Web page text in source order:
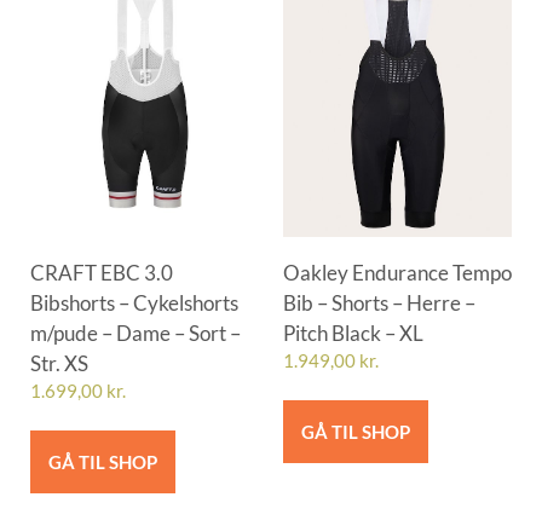
CRAFT EBC 3.0
Bibshorts – Cykelshorts
m/pude – Dame – Sort –
Str. XS
1.699,00 kr.
GÅ TIL SHOP
Oakley Endurance Tempo
Bib – Shorts – Herre –
Pitch Black – XL
1.949,00 kr.
GÅ TIL SHOP